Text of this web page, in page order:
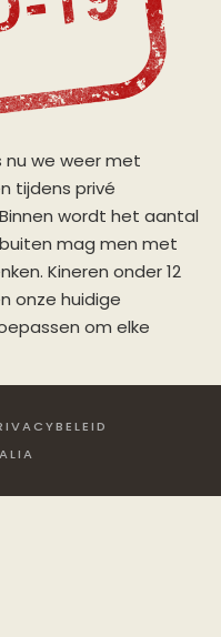
nu we weer met
tijdens privé
wordt het aantal
mag men met
Kineren onder 12
onze huidige
om elke